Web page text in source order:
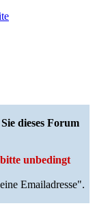
dieses Forum
unbedingt
Emailadresse".